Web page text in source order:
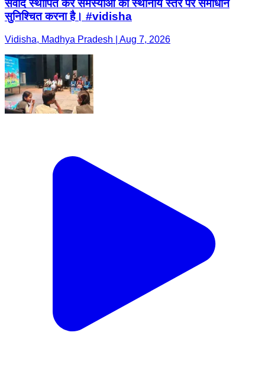
संवाद स्थापित कर समस्याओं का स्थानीय स्तर पर समाधान
सुनिश्चित करना है। #vidisha
Vidisha, Madhya Pradesh | Aug 7, 2026